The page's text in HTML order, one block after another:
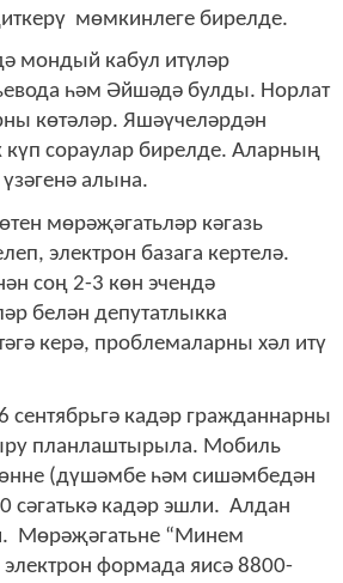
мөмкинлеге бирелде.
мондый кабул итүләр
һәм Әйшәдә булды. Норлат
көтәләр. Яшәүчеләрдән
күп сораулар бирелде. Аларның
алына.
мөрәҗәгатьләр кәгазь
электрон базага кертелә.
соң 2-3 көн эчендә
белән депутатлыкка
керә, проблемаларны хәл итү
сентябрьгә кадәр гражданнарны
планлаштырыла. Мобиль
(дүшәмбе һәм сишәмбедән
сәгатькә кадәр эшли. Алдан
Мөрәҗәгатьне “Минем
электрон формада яисә 8800-